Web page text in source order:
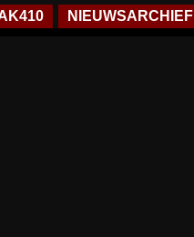
NIEUWSARCHIEF